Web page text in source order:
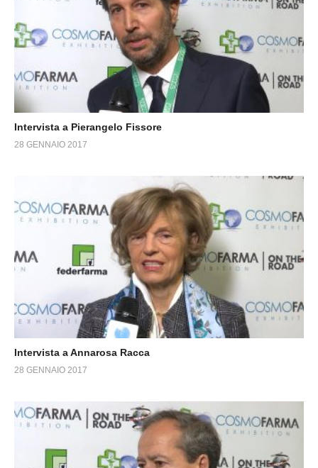
Intervista a Pierangelo Fissore
28 GENNAIO 2017
Intervista a Annarosa Racca
28 GENNAIO 2017